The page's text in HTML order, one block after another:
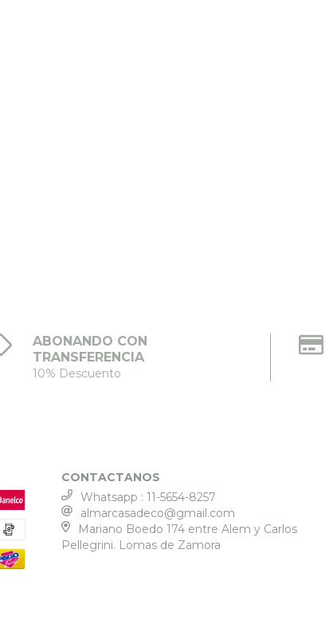
ABONANDO CON
TRANSFERENCIA
10% Descuento
CONTACTANOS
Whatsapp : 11-5654-8257
almarcasadeco@gmail.com
Mariano Boedo 174 entre Alem y Carlos
Pellegrini. Lomas de Zamora